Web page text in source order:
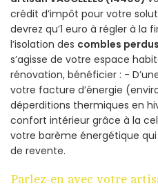
crédit d’impôt pour votre
devrez qu’1 euro à régler à la
l’isolation des combles perdus
s’agisse de votre espace
rénovation, bénéficier : -
votre facture d’énergie
déperditions thermiques en
confort intérieur grâce à la
votre barème énergétique
de revente.
Parlez-en avec votre